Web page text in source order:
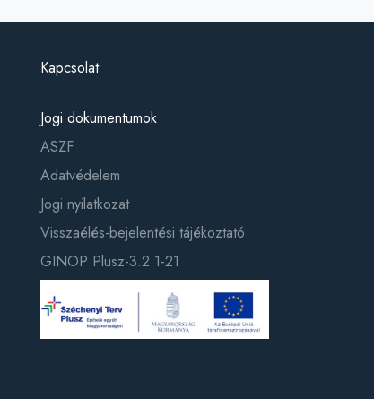
Kapcsolat
Jogi dokumentumok
ASZF
Adatvédelem
Jogi nyilatkozat
Visszaélés-bejelentési tájékoztató
GINOP Plusz-3.2.1-21